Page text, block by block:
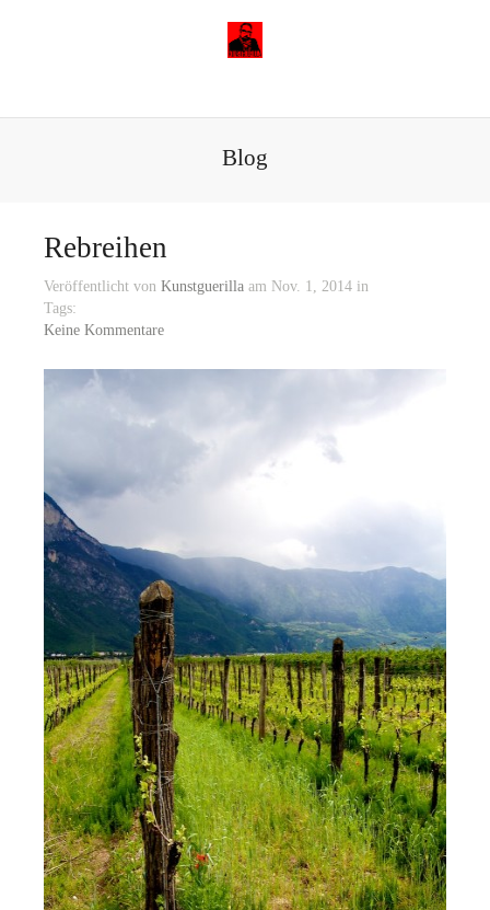
Blog
Rebreihen
Veröffentlicht von Kunstguerillaam Nov. 1, 2014 in
Tags:
Keine Kommentare